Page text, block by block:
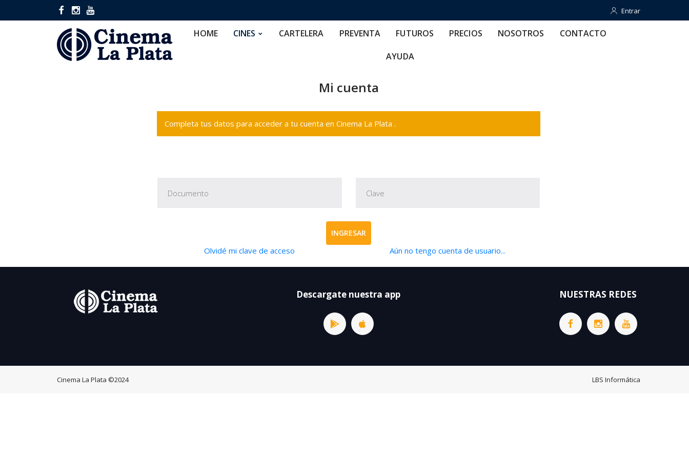
Entrar
Entrar
HOME CINES CARTELERA PREVENTA FUTUROS PRECIOS NOSOTROS CONTACTO
AYUDA
Mi cuenta
Completa tus datos para acceder a tu cuenta en Cinema La Plata .
INGRESAR
Olvidé mi clave de acceso Aún no tengo cuenta de usuario...
Descargate nuestra app NUESTRAS REDES
Cinema La Plata ©2024 LBS Informática